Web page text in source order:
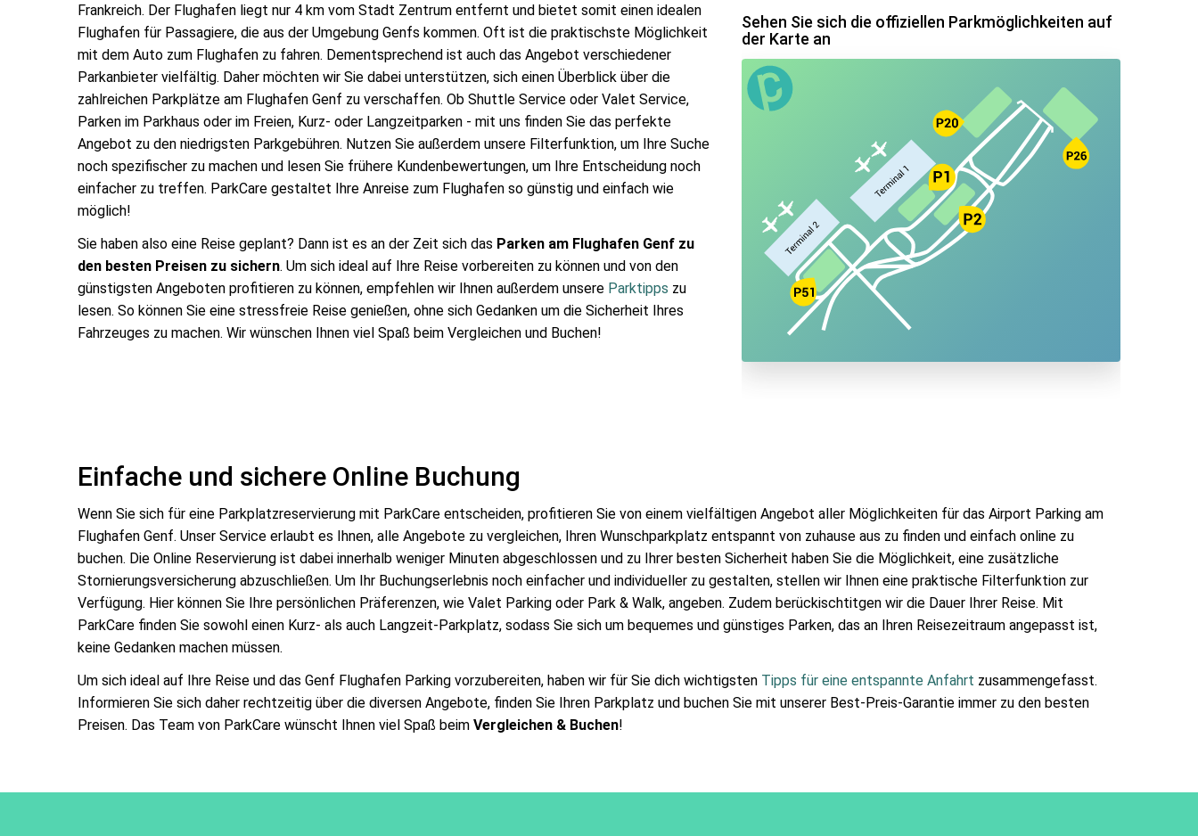
Sehen Sie sich die offiziellen Parkmöglichkeiten auf
der Karte an
Frankreich. Der Flughafen liegt nur 4 km vom Stadt Zentrum entfernt und bietet somit einen idealen
Flughafen für Passagiere, die aus der Umgebung Genfs kommen. Oft ist die praktischste Möglichkeit
mit dem Auto zum Flughafen zu fahren. Dementsprechend ist auch das Angebot verschiedener
Parkanbieter vielfältig. Daher möchten wir Sie dabei unterstützen, sich einen Überblick über die
zahlreichen Parkplätze am Flughafen Genf zu verschaffen. Ob Shuttle Service oder Valet Service,
Parken im Parkhaus oder im Freien, Kurz- oder Langzeitparken - mit uns finden Sie das perfekte
Angebot zu den niedrigsten Parkgebühren. Nutzen Sie außerdem unsere Filterfunktion, um Ihre Suche
noch spezifischer zu machen und lesen Sie frühere Kundenbewertungen, um Ihre Entscheidung noch
einfacher zu treffen. ParkCare gestaltet Ihre Anreise zum Flughafen so günstig und einfach wie
möglich!
Sie haben also eine Reise geplant? Dann ist es an der Zeit sich das Parken am Flughafen Genf zu
den besten Preisen zu sichern. Um sich ideal auf Ihre Reise vorbereiten zu können und von den
günstigsten Angeboten profitieren zu können, empfehlen wir Ihnen außerdem unsere Parktipps zu
lesen. So können Sie eine stressfreie Reise genießen, ohne sich Gedanken um die Sicherheit Ihres
Fahrzeuges zu machen. Wir wünschen Ihnen viel Spaß beim Vergleichen und Buchen!
Einfache und sichere Online Buchung
Wenn Sie sich für eine Parkplatzreservierung mit ParkCare entscheiden, profitieren Sie von einem vielfältigen Angebot aller Möglichkeiten für das Airport Parking am
Flughafen Genf. Unser Service erlaubt es Ihnen, alle Angebote zu vergleichen, Ihren Wunschparkplatz entspannt von zuhause aus zu finden und einfach online zu
buchen. Die Online Reservierung ist dabei innerhalb weniger Minuten abgeschlossen und zu Ihrer besten Sicherheit haben Sie die Möglichkeit, eine zusätzliche
Stornierungsversicherung abzuschließen. Um Ihr Buchungserlebnis noch einfacher und individueller zu gestalten, stellen wir Ihnen eine praktische Filterfunktion zur
Verfügung. Hier können Sie Ihre persönlichen Präferenzen, wie Valet Parking oder Park & Walk, angeben. Zudem berückischtitgen wir die Dauer Ihrer Reise. Mit
ParkCare finden Sie sowohl einen Kurz- als auch Langzeit-Parkplatz, sodass Sie sich um bequemes und günstiges Parken, das an Ihren Reisezeitraum angepasst ist,
keine Gedanken machen müssen.
Um sich ideal auf Ihre Reise und das Genf Flughafen Parking vorzubereiten, haben wir für Sie dich wichtigsten Tipps für eine entspannte Anfahrt zusammengefasst.
Informieren Sie sich daher rechtzeitig über die diversen Angebote, finden Sie Ihren Parkplatz und buchen Sie mit unserer Best-Preis-Garantie immer zu den besten
Preisen. Das Team von ParkCare wünscht Ihnen viel Spaß beim Vergleichen & Buchen!